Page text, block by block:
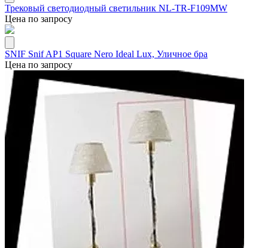
Трековый светодиодный светильник NL-TR-F109MW
Цена по запросу
SNIF Snif AP1 Square Nero Ideal Lux, Уличное бра
Цена по запросу